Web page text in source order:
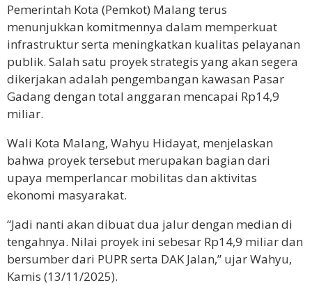
Pemerintah Kota (Pemkot) Malang terus
menunjukkan komitmennya dalam memperkuat
infrastruktur serta meningkatkan kualitas pelayanan
publik. Salah satu proyek strategis yang akan segera
dikerjakan adalah pengembangan kawasan Pasar
Gadang dengan total anggaran mencapai Rp14,9
miliar.
Wali Kota Malang, Wahyu Hidayat, menjelaskan
bahwa proyek tersebut merupakan bagian dari
upaya memperlancar mobilitas dan aktivitas
ekonomi masyarakat.
“Jadi nanti akan dibuat dua jalur dengan median di
tengahnya. Nilai proyek ini sebesar Rp14,9 miliar dan
bersumber dari PUPR serta DAK Jalan,” ujar Wahyu,
Kamis (13/11/2025).